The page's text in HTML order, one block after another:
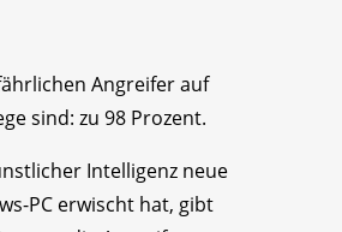
Angreifer auf
sind: zu 98 Prozent.
Intelligenz neue
PC erwischt hat, gibt